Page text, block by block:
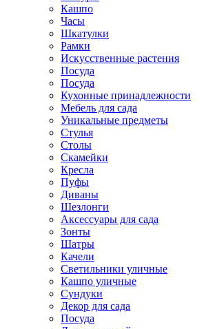
Кашпо
Часы
Шкатулки
Рамки
Искусственные растения
Посуда
Посуда
Кухонные принадлежности
Мебель для сада
Уникальные предметы
Стулья
Столы
Скамейки
Кресла
Пуфы
Диваны
Шезлонги
Аксессуары для сада
Зонты
Шатры
Качели
Cветильники уличные
Кашпо уличные
Сундуки
Декор для сада
Посуда